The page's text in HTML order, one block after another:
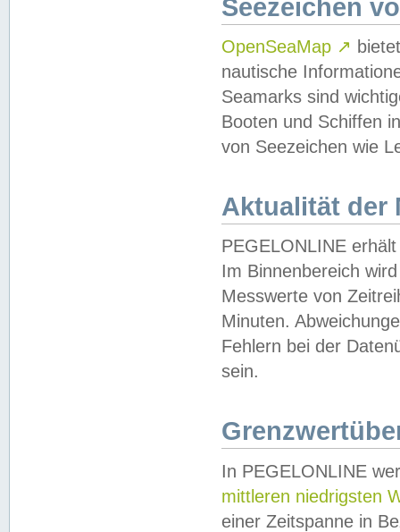
Seezeichen
OpenSeaMap ↗
nautische
Seamarks sind
Booten und Schiffen
von Seezeichen wie
Aktualität der
PEGELONLINE
Im Binnenbereich
Messwerte von
Minuten.
Fehlern bei der
sein.
In PEGELONLINE
mittleren niedrigsten
einer Zeitspanne in